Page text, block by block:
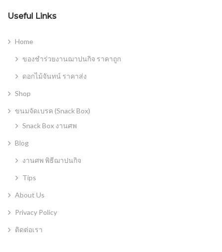
Useful Links
Home
ของชำร่วยงานฌาปนกิจ ราคาถูก
ดอกไม้จันทน์ ราคาส่ง
Shop
ขนมจัดเบรค (Snack Box)
Snack Box งานศพ
Blog
งานศพ พิธีฌาปนกิจ
Tips
About Us
Privacy Policy
ติดต่อเรา